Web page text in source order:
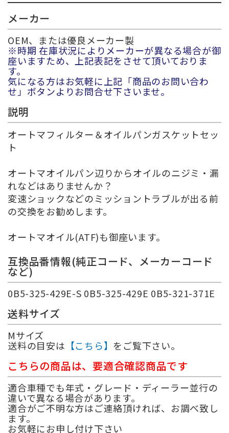
メーカー
OEM、または優良メーカー製
※時期 在庫状況によりメーカーが異なる場合が御
座いますため、上記表記をさせて頂いておりま
す。
気になる方はお気軽に上記「商品のお問い合わ
せ」ボタンよりお問合せ下さいませ。
説明
オートマフィルター＆オイルパンガスケットセッ
ト
オートマオイルパン辺りからオイルのニジミ・漏
れなどはありませんか？
変速ショックなどのミッショントラブルが出る前
の交換をお勧めします。
オートマオイル(ATF)も御座います。
互換品番情報(純正コード、メーカーコード
など)
0B5-325-429E-S 0B5-325-429E 0B5-321-371E
送料サイズ
Mサイズ
送料の目安は 【こちら】 をご覧下さい。
こちらの商品は、要適合確認商品です
適合車種でも年式・グレード・ディーラー並行の
違いで異なる場合があります。
適合がご不明な方はご連絡頂ければ、お調べ致し
ます。
お気軽にお申し付け下さい